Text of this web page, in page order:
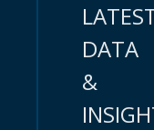
DATA
&